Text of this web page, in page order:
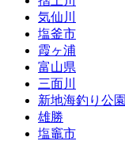
気仙川
塩釜市
霞ヶ浦
富山県
三面川
新地海釣り公園
雄勝
塩竈市